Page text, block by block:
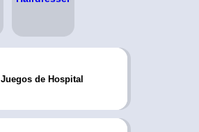
Juegos de Hospital